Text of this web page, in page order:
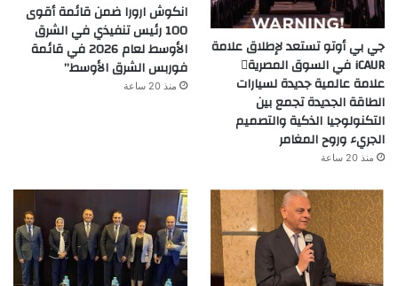
جي بي أوتو تستعد لإطلاق علامة
iCAUR في السوق المصرية
علامة عالمية جديدة لسيارات
الطاقة الجديدة تجمع بين
التكنولوجيا الذكية والتصميم
الجريء وروح المغامر
منذ 20 ساعة
انكوش ارورا ضمن قائمة أقوى
100 رئيس تنفيذي في الشرق
الأوسط لعام 2026 في قائمة
فوربس الشرق الأوسط”
منذ 20 ساعة